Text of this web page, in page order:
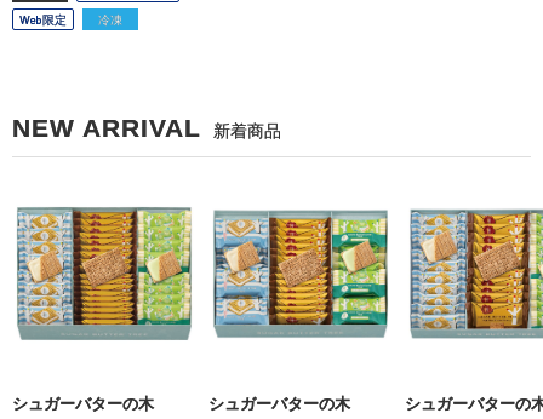
Web限定
冷凍
NEW ARRIVAL 新着商品
シュガーバターの木
シュガーバターの木
シュガーバターの